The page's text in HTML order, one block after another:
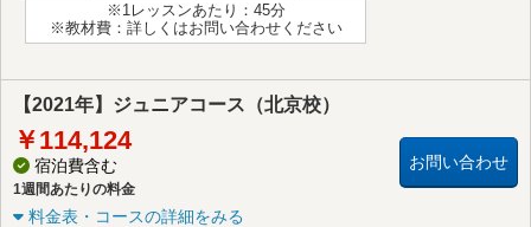
※1レッスンあたり：45分
※教材費：詳しくはお問い合わせください
【2021年】ジュニアコース（北京校）
￥114,124
宿泊費含む
1週間あたりの料金
お問い合わせ
料金表・コースの詳細をみる